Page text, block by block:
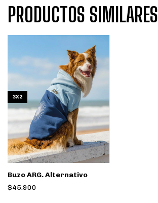
PRODUCTOS SIMILARES
3X2
Buzo ARG. Alternativo
$45.900